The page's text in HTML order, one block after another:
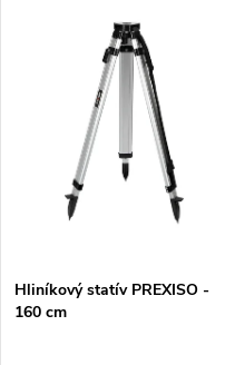
Ľahko čitateľný podsvietený
Hliníkový statív PREXISO -
160 cm